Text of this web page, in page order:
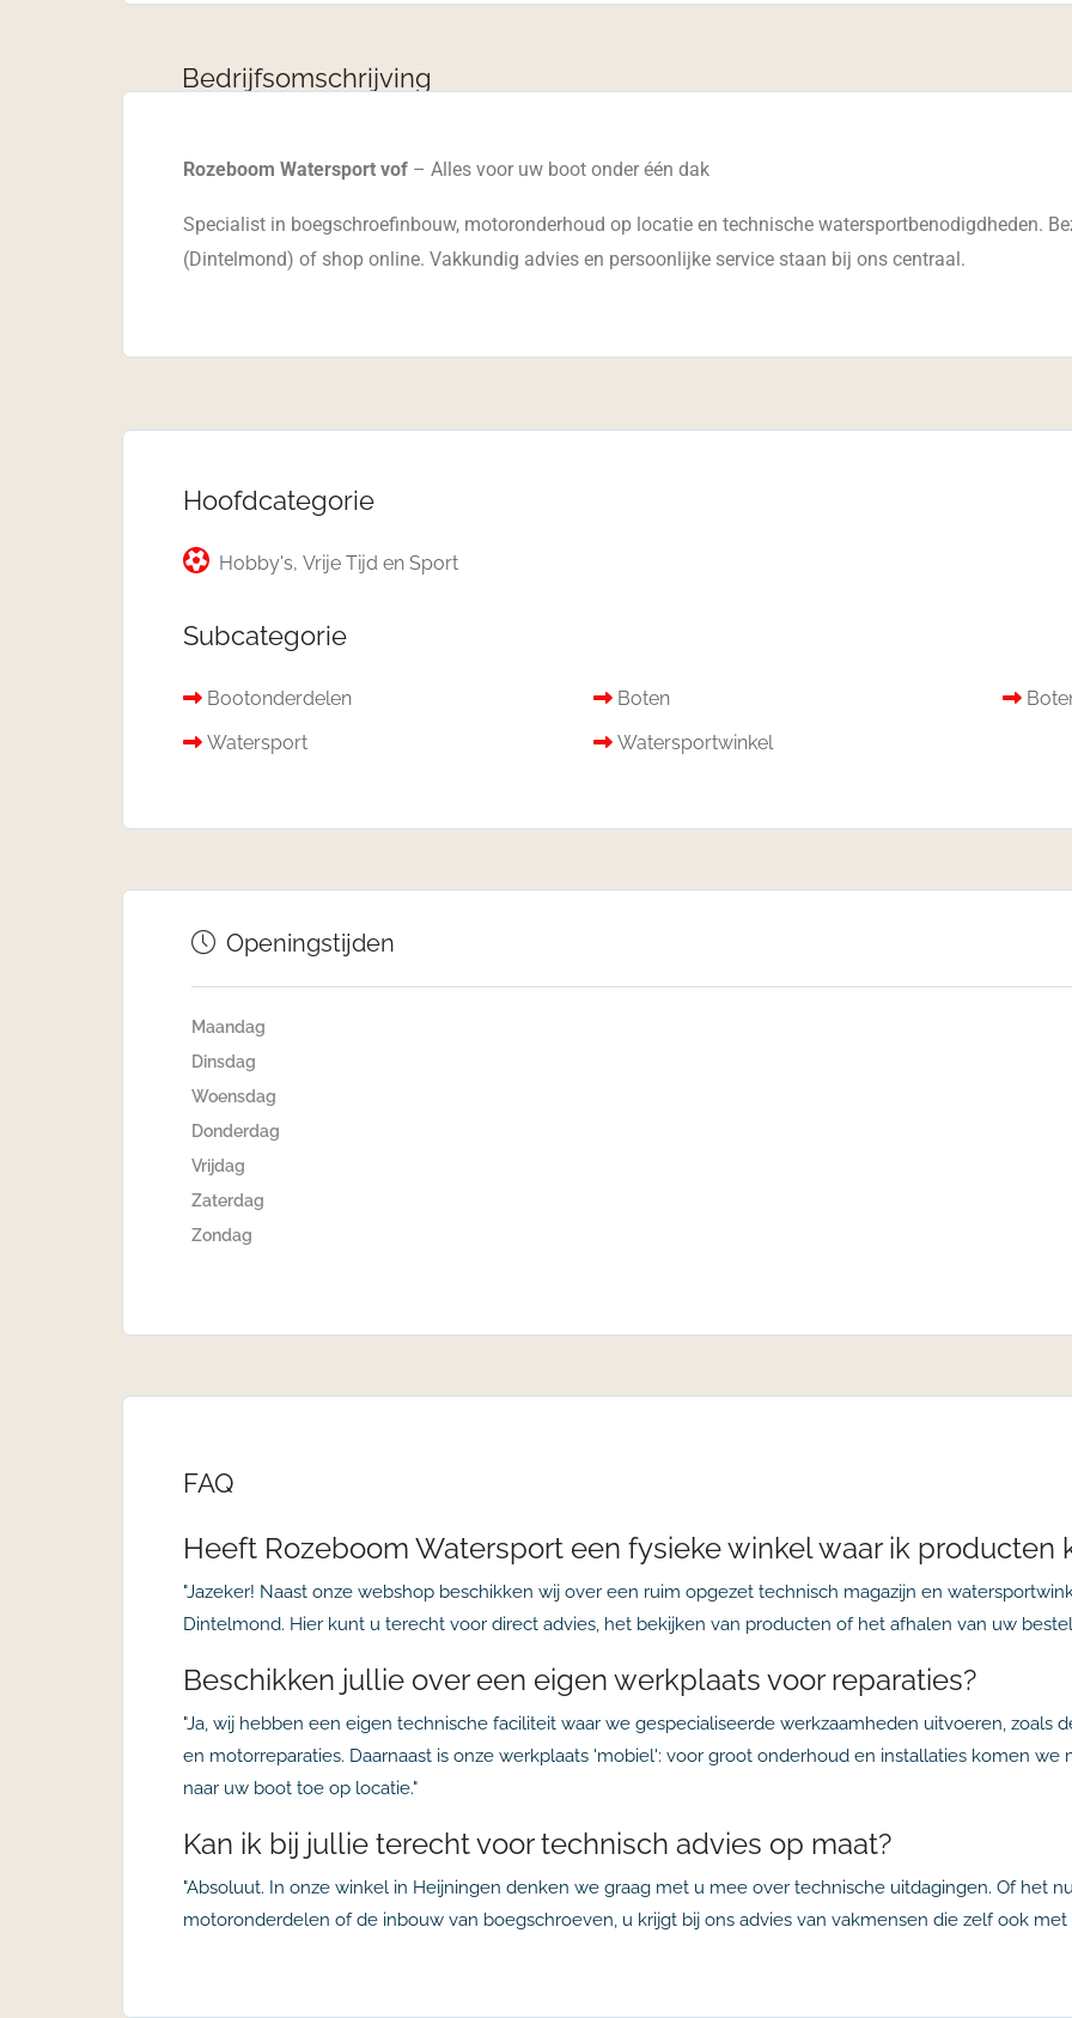
Bedrijfsomschrijving
Rozeboom Watersport vof – Alles voor uw boot onder één dak
Specialist in boegschroefinbouw, motoronderhoud op locatie en technische watersportbenodigdheden.
(Dintelmond) of shop online. Vakkundig advies en persoonlijke service staan bij ons centraal.
Hoofdcategorie
Hobby's, Vrije Tijd en Sport
Subcategorie
Bootonderdelen Boten
Watersport
Watersportwinkel
Openingstijden
Maandag
Dinsdag
Woensdag
Donderdag
Vrijdag
Zaterdag
Zondag
FAQ
Heeft Rozeboom Watersport een fysieke winkel waar ik producten
"Jazeker! Naast onze webshop beschikken wij over een ruim opgezet technisch magazijn en
Dintelmond. Hier kunt u terecht voor direct advies, het bekijken van producten of het afhalen van uw
Beschikken jullie over een eigen werkplaats voor reparaties?
"Ja, wij hebben een eigen technische faciliteit waar we gespecialiseerde werkzaamheden uitvoeren, zoals
en motorreparaties. Daarnaast is onze werkplaats 'mobiel': voor groot onderhoud en installaties komen
naar uw boot toe op locatie."
Kan ik bij jullie terecht voor technisch advies op maat?
"Absoluut. In onze winkel in Heijningen denken we graag met u mee over technische uitdagingen. Of het
motoronderdelen of de inbouw van boegschroeven, u krijgt bij ons advies van vakmensen die zelf ook